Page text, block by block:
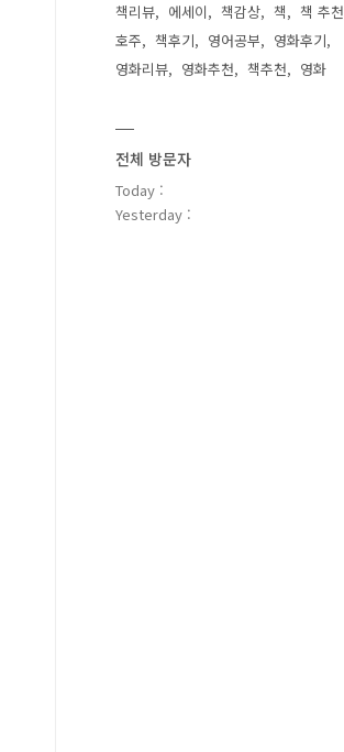
책리뷰
에세이 책감상 책
책 추천
호주
책후기 영어공부
영화후기
영화리뷰
영화추천 책추천 영화
전체 방문자
Today :
Yesterday :